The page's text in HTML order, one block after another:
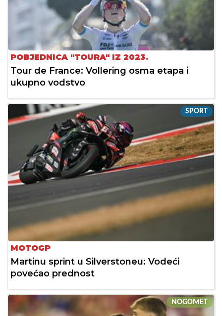
POBJEDNICA "TOURA" IZ 2023.
Tour de France: Vollering osma etapa i
ukupno vodstvo
SPORT
MOTOGP
Martinu sprint u Silverstoneu: Vodeći
povećao prednost
NOGOMET